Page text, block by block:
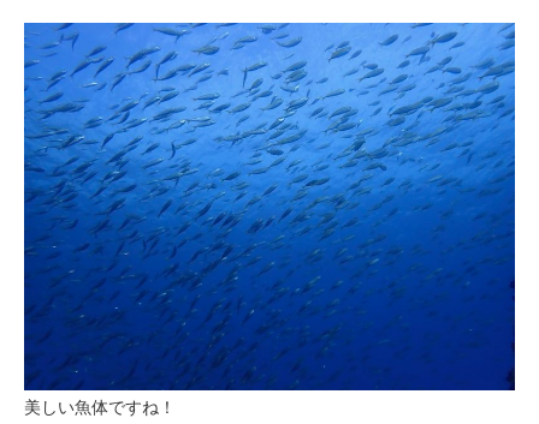
美しい魚体ですね！